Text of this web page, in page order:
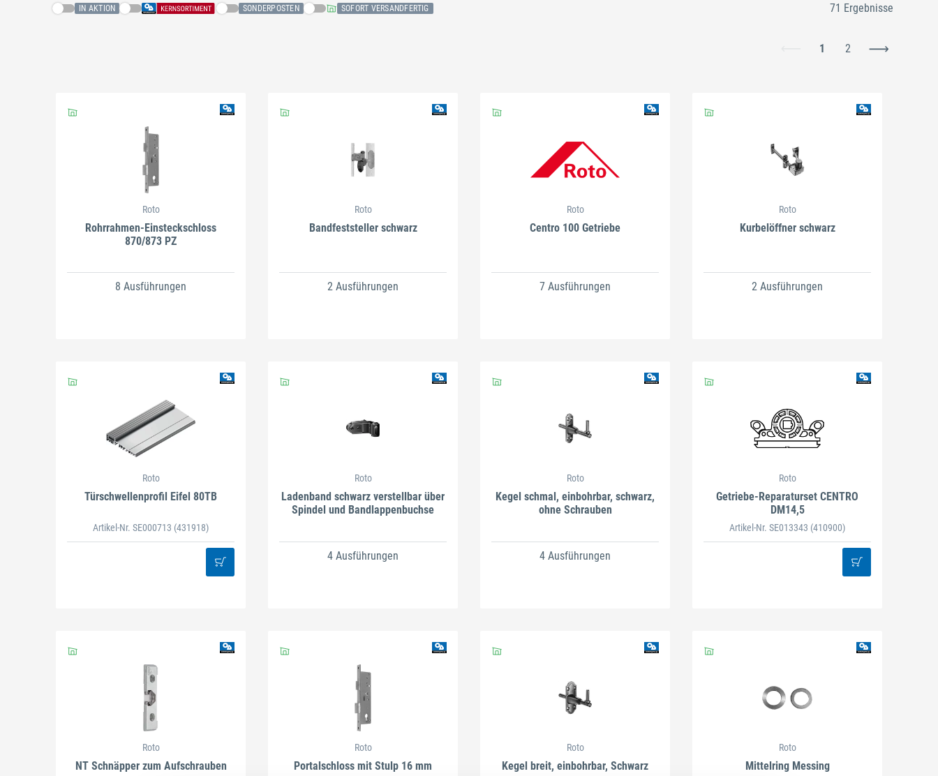
Schließen
IN AKTION SONDERPOSTEN SOFORT VERSANDFERTIG 71 Ergebnisse
1 2
Roto
Rohrrahmen-Einsteckschloss
870/873 PZ
8 Ausführungen
Roto
Bandfeststeller schwarz
2 Ausführungen
Roto
Centro 100 Getriebe
7 Ausführungen
Roto
Kurbelöffner schwarz
2 Ausführungen
Roto
Türschwellenprofil Eifel 80TB
Artikel-Nr. SE000713 (431918)
Roto
Ladenband schwarz verstellbar über
Spindel und Bandlappenbuchse
4 Ausführungen
Roto
Kegel schmal, einbohrbar, schwarz,
ohne Schrauben
4 Ausführungen
Roto
Getriebe-Reparaturset CENTRO
DM14,5
Artikel-Nr. SE013343 (410900)
Roto
NT Schnäpper zum Aufschrauben
Roto
Portalschloss mit Stulp 16 mm
Roto
Kegel breit, einbohrbar, Schwarz
Roto
Mittelring Messing